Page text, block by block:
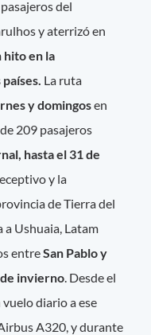
del
y aterrizó en
hito en la
La ruta
y domingosen
209 pasajeros
hasta el 31 de
y la
de Tierra del
a Ushuaia, Latam
entreSan Pablo y
invierno. Desde el
diario a ese
A320, y durante